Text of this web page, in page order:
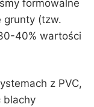
formowalne
grunty (tzw.
40% wartości
z PVC,
blachy